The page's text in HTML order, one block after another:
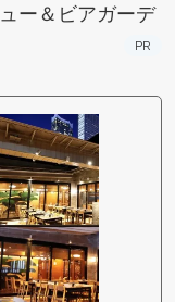
ー＆ビアガーデ
PR